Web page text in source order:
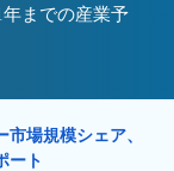
までの産業予
場規模シェア、
ート